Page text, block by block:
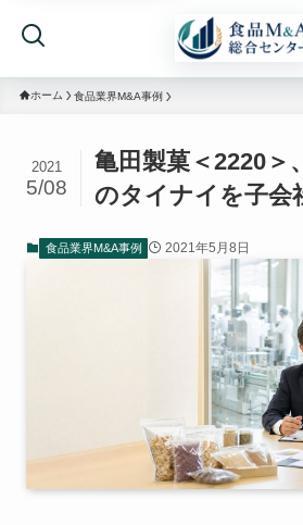
ホーム 食品業界M&A事例
亀田製菓＜2220＞
のタイナイを子会
2021
5/08
食品業界M&A事例 2021年5月8日